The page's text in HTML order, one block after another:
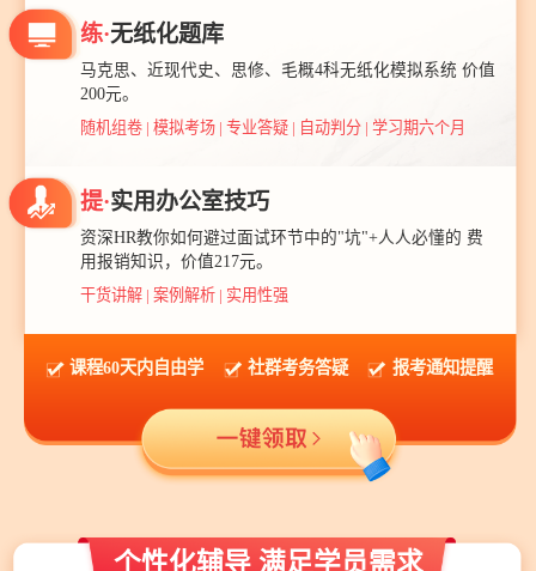
练·无纸化题库
马克思、近现代史、思修、毛概4科无纸化模拟系统 价值
200元。
随机组卷 | 模拟考场 | 专业答疑 | 自动判分 | 学习期六个月
提·实用办公室技巧
资深HR教你如何避过面试环节中的"坑"+人人必懂的 费
用报销知识，价值217元。
干货讲解 | 案例解析 | 实用性强
课程60天内自由学 社群考务答疑 报考通知提醒
个性化辅导 满足学员需求